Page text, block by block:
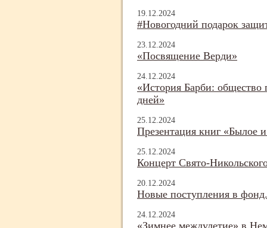
19.12.2024
#Новогодний подарок
23.12.2024
«Посвящение Верди»
24.12.2024
«История Барби:
дней»
25.12.2024
Презентация книг
25.12.2024
Концерт Свято-
20.12.2024
Новые поступления в
24.12.2024